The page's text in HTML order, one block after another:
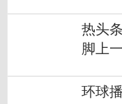
热头
脚上
环球